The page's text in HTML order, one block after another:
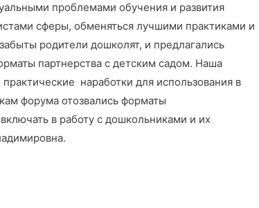
проблемами обучения и развития
сферы, обменяться лучшими практиками и
родители дошколят, и предлагались
партнерства с детским садом. Наша
наработки для использования в
форума отозвались форматы
в работу с дошкольниками и их